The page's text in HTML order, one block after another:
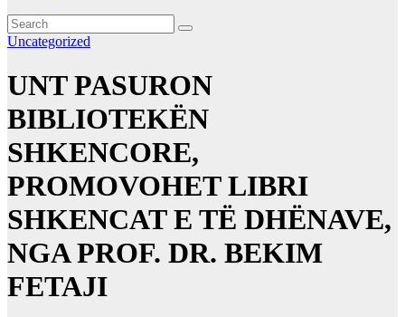
Uncategorized
UNT PASURON
BIBLIOTEKËN
SHKENCORE,
PROMOVOHET LIBRI
SHKENCAT E TË DHËNAVE,
NGA PROF. DR. BEKIM
FETAJI